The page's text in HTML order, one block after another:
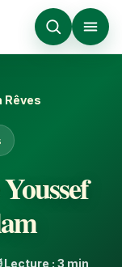
Rêves
: 3 min